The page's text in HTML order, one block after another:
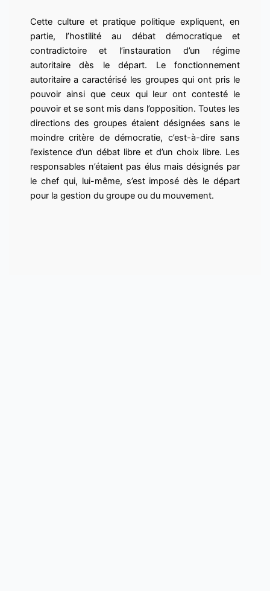
Cette culture et pratique politique expliquent, en
partie, l’hostilité au débat démocratique et
contradictoire et l’instauration d’un régime
autoritaire dès le départ. Le fonctionnement
autoritaire a caractérisé les groupes qui ont pris le
pouvoir ainsi que ceux qui leur ont contesté le
pouvoir et se sont mis dans l’opposition. Toutes les
directions des groupes étaient désignées sans le
moindre critère de démocratie, c’est-à-dire sans
l’existence d’un débat libre et d’un choix libre. Les
responsables n’étaient pas élus mais désignés par
le chef qui, lui-même, s’est imposé dès le départ
pour la gestion du groupe ou du mouvement.